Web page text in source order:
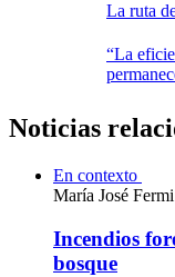
La ruta
“La
Noticias
En contexto
María José Fermi
Incendios
bosque